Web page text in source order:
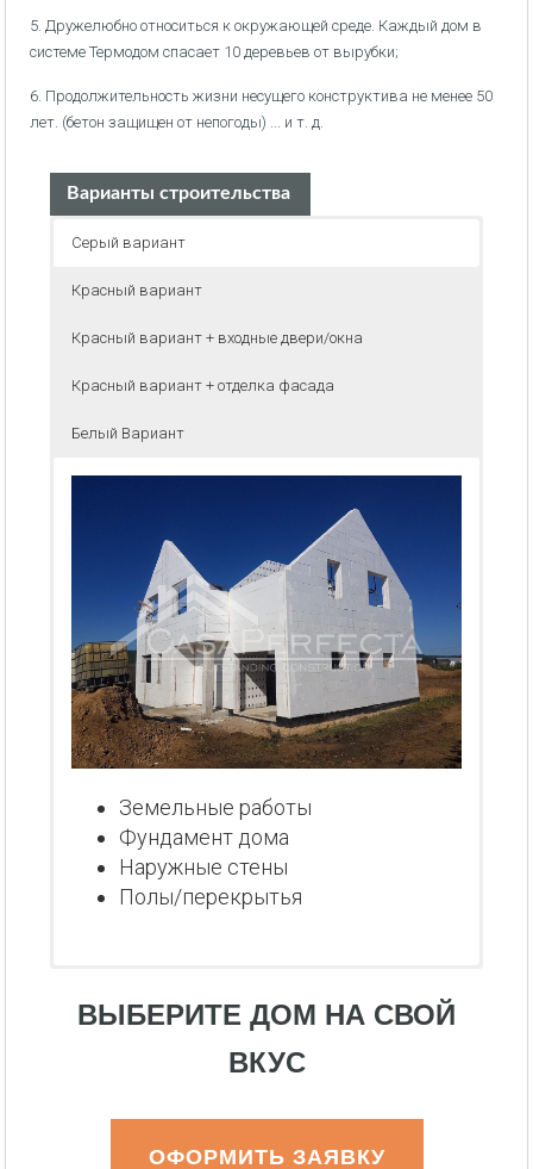
5. Дружелюбно относиться к окружающей среде. Каждый дом в
системе Термодом спасает 10 деревьев от вырубки;
6. Продолжительность жизни несущего конструктива не менее 50
лет. (бетон защищен от непогоды) ... и т. д.
Варианты строительства
Серый вариант
Красный вариант
Красный вариант + входные двери/окна
Красный вариант + отделка фасада
Белый Вариант
Земельные работы
Фундамент дома
Наружные стены
Полы/перекрытья
ВЫБЕРИТЕ ДОМ НА СВОЙ
ВКУС
ОФОРМИТЬ ЗАЯВКУ